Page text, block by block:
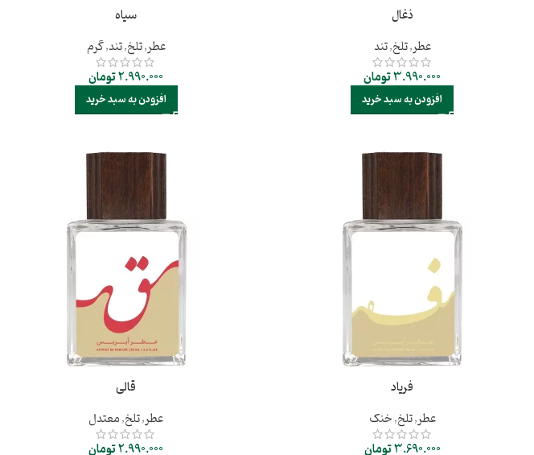
ذغال
عطر,تلخ,تند
3.990.000تومان
افزودن به سبد خرید
سیاه
عطر,تلخ,تند,گرم
2.990.000تومان
افزودن به سبد خرید
فریاد
عطر,تلخ,خنک
3.690.000تومان
قالی
عطر,تلخ,معتدل
2.990.000تومان